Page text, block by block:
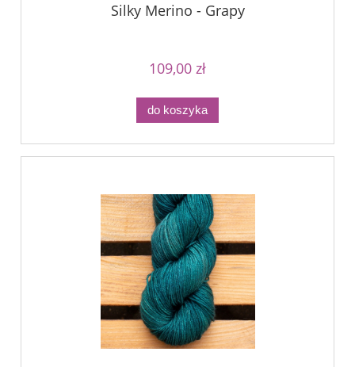
Silky Merino - Grapy
109,00 zł
do koszyka